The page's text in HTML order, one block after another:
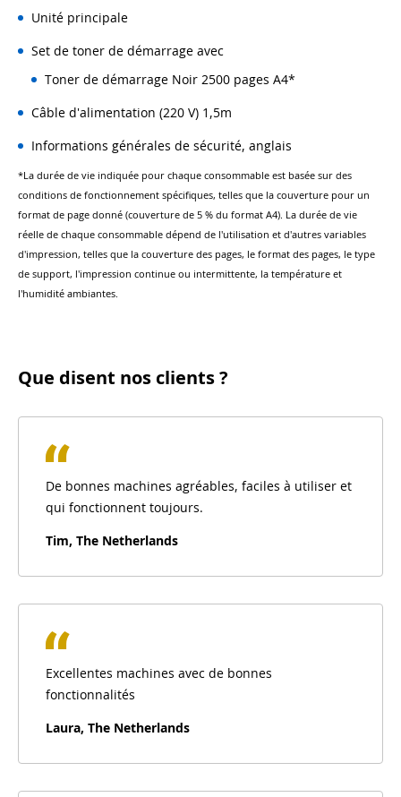
Unité principale
Set de toner de démarrage avec
Toner de démarrage Noir 2500 pages A4*
Câble d'alimentation (220 V) 1,5m
Informations générales de sécurité, anglais
*La durée de vie indiquée pour chaque consommable est basée sur des
conditions de fonctionnement spécifiques, telles que la couverture pour un
format de page donné (couverture de 5 % du format A4). La durée de vie
réelle de chaque consommable dépend de l'utilisation et d'autres variables
d'impression, telles que la couverture des pages, le format des pages, le type
de support, l'impression continue ou intermittente, la température et
l'humidité ambiantes.
Que disent nos clients ?
De bonnes machines agréables, faciles à utiliser et
qui fonctionnent toujours.
Tim, The Netherlands
Excellentes machines avec de bonnes
fonctionnalités
Laura, The Netherlands